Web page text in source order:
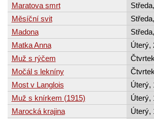
Maratova smrt
Měsíční svit
Madona
Matka Anna
Úterý,
Muž s rýčem
Močál s lekníny
Most v Langlois
Úterý,
Muž s knírkem (1915)
Úterý,
Marocká krajina
Úterý,